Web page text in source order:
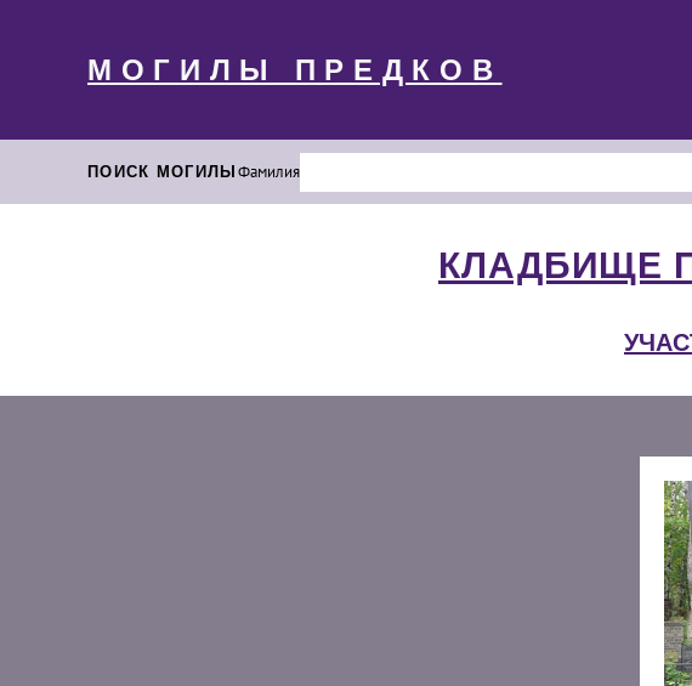
МОГИЛЫ ПРЕДКОВ
ПОИСК МОГИЛЫФамилия
КЛАДБИЩЕ